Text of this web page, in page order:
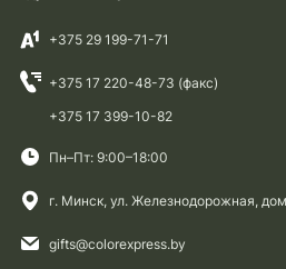
+375 29 199-71-71
+375 17 220-48-73 (факс)
+375 17 399-10-82
Пн–Пт: 9:00–18:00
г. Минск, ул. Железнодорожная,
gifts@colorexpress.by